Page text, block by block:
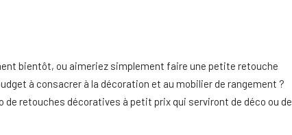
bientôt, ou aimeriez simplement faire une petite retouche
à consacrer à la décoration et au mobilier de rangement ?
de retouches décoratives à petit prix qui serviront de déco ou de